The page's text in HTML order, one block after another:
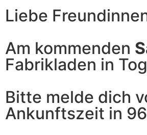
Liebe
Am kommenden
Fabrikladen in
Bitte melde dich
Ankunftszeit in